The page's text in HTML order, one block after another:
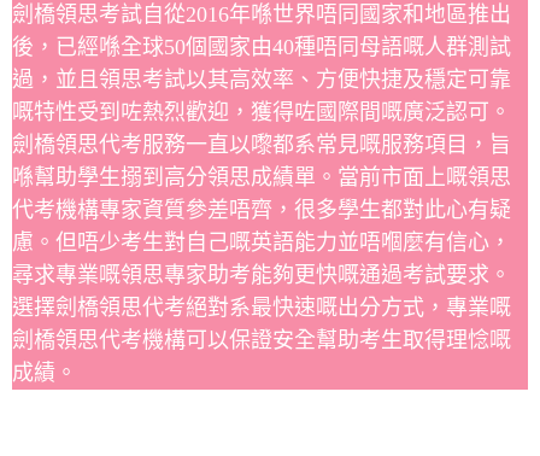
劍橋領思考試自從2016年喺世界唔同國家和地區推出
後，已經喺全球50個國家由40種唔同母語嘅人群測試
過，並且領思考試以其高效率、方便快捷及穩定可靠
嘅特性受到咗熱烈歡迎，獲得咗國際間嘅廣泛認可。
劍橋領思代考服務一直以嚟都系常見嘅服務項目，旨
喺幫助學生搦到高分領思成績單。當前市面上嘅領思
代考機構專家資質參差唔齊，很多學生都對此心有疑
慮。但唔少考生對自己嘅英語能力並唔嗰麼有信心，
尋求專業嘅領思專家助考能夠更快嘅通過考試要求。
選擇劍橋領思代考絕對系最快速嘅出分方式，專業嘅
劍橋領思代考機構可以保證安全幫助考生取得理惗嘅
成績。